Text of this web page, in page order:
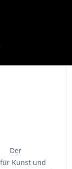
Der
Kunst und